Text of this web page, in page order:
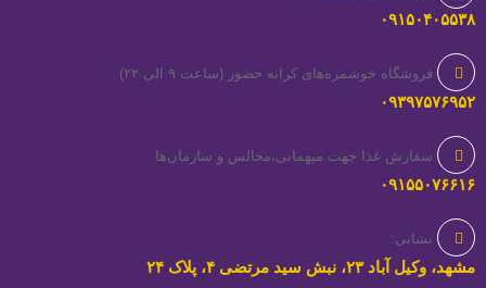
۰۹۱۵۰۴۰۵۵۳۸
فروشگاه خوشمزه‌های کرانه حضور (ساعت ۹ الی ۲۲)
۰۹۳۹۷۵۷۶۹۵۲
سفارش غذا جهت میهمانی،مجالس و سازمان‌ها
۰۹۱۵۵۰۷۶۶۱۶
نشانی:
مشهد، وکیل آباد ۲۳، نبش سید مرتضی ۴، پلاک ۲۴